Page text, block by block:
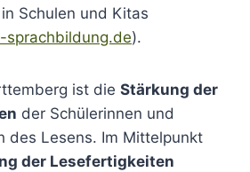
Schulen und Kitas
).
ist die Stärkung der
der Schülerinnen und
des Lesens. Im Mittelpunkt
der Lesefertigkeiten